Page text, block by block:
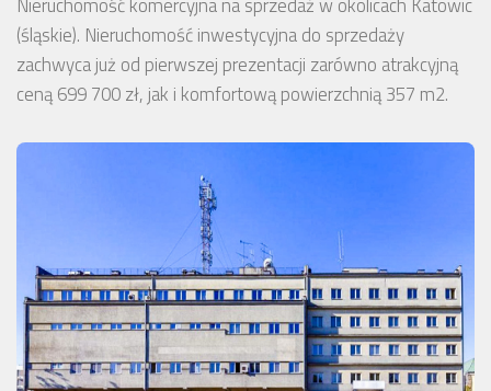
Nieruchomość komercyjna na sprzedaż w okolicach Katowic
(śląskie). Nieruchomość inwestycyjna do sprzedaży
zachwyca już od pierwszej prezentacji zarówno atrakcyjną
ceną 699 700 zł, jak i komfortową powierzchnią 357 m2.